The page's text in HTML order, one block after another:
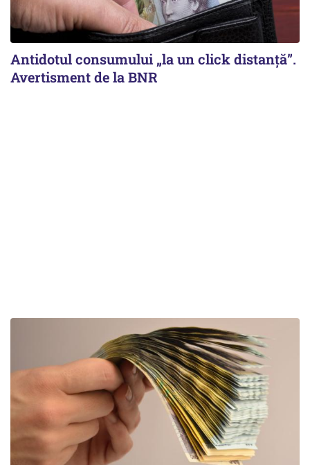
Antidotul consumului „la un click distanță”.
Avertisment de la BNR